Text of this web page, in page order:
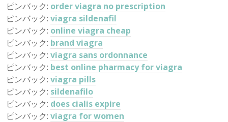
ピンバック: order viagra no prescription
ピンバック: viagra sildenafil
ピンバック: online viagra cheap
ピンバック: brand viagra
ピンバック: viagra sans ordonnance
ピンバック: best online pharmacy for viagra
ピンバック: viagra pills
ピンバック: sildenafilo
ピンバック: does cialis expire
ピンバック: viagra for women